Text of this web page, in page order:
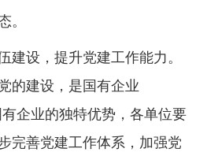
。
建设，提升党建工作能力。
的建设，是国有企业
有企业的独特优势，各单位要
完善党建工作体系，加强党